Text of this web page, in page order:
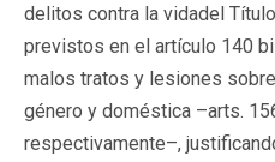
delitos contra la vidadel
previstos en el artículo 140
malos tratos y lesiones
género y doméstica –arts.
respectivamente–,